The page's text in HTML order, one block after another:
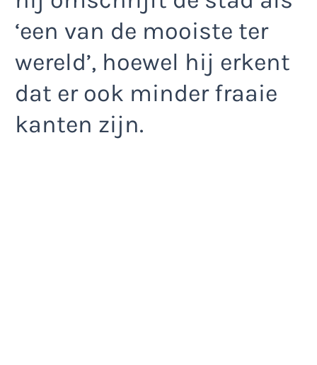
‘een van de mooiste ter
wereld’, hoewel hij erkent
dat er ook minder fraaie
kanten zijn.